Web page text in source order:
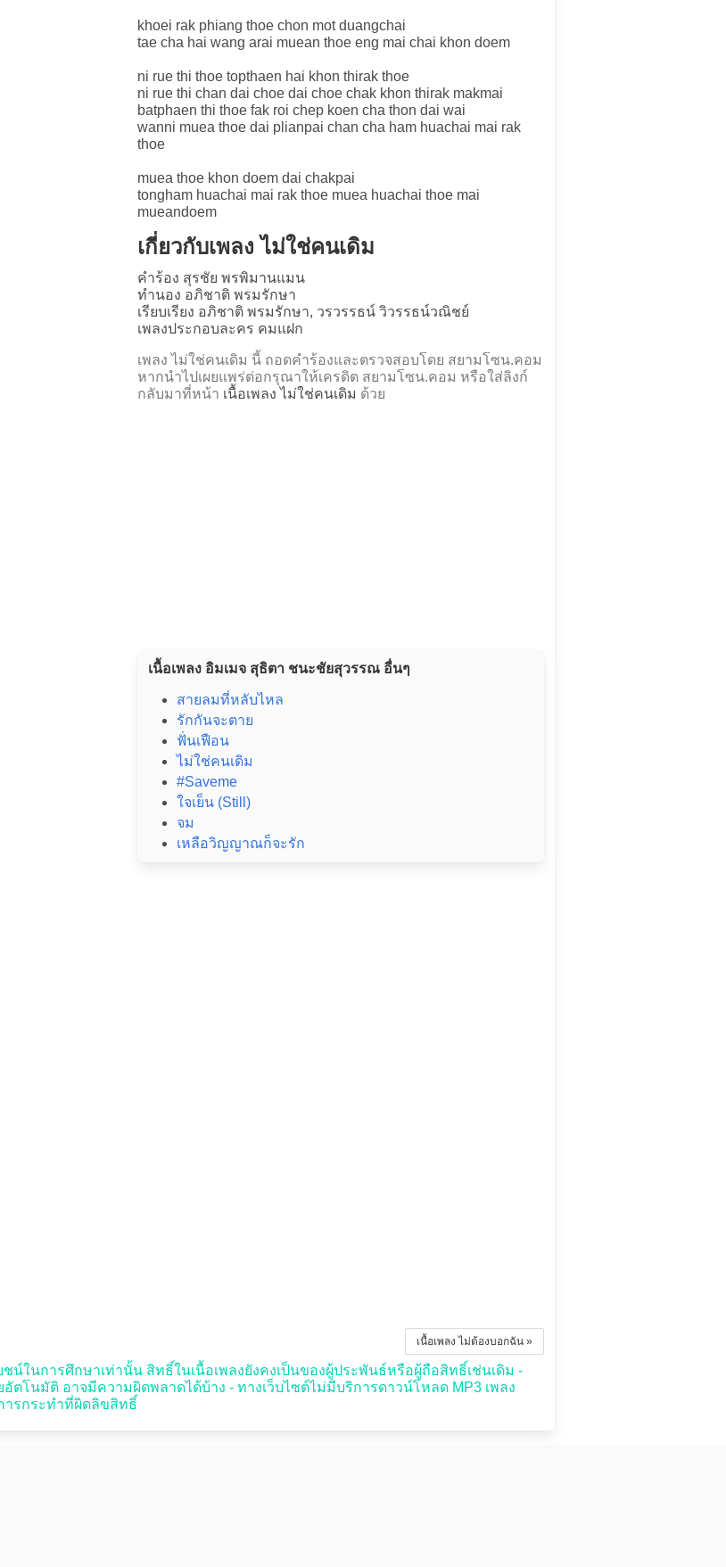
khoei rak phiang thoe chon mot duangchai
tae cha hai wang arai muean thoe eng mai chai khon doem
ni rue thi thoe topthaen hai khon thirak thoe
ni rue thi chan dai choe dai choe chak khon thirak makmai
batphaen thi thoe fak roi chep koen cha thon dai wai
wanni muea thoe dai plianpai chan cha ham huachai mai rak
thoe
muea thoe khon doem dai chakpai
tongham huachai mai rak thoe muea huachai thoe mai
mueandoem
เกี่ยวกับเพลง ไม่ใช่คนเดิม
คำร้อง สุรชัย พรพิมานแมน
ทำนอง อภิชาติ พรมรักษา
เรียบเรียง อภิชาติ พรมรักษา, วรวรรธน์ วิวรรธน์วณิชย์
เพลงประกอบละคร คมแฝก
เพลง ไม่ใช่คนเดิม นี้ ถอดคำร้องและตรวจสอบโดย สยามโซน.คอม
หากนำไปเผยแพร่ต่อกรุณาให้เครดิต สยามโซน.คอม หรือใส่ลิงก์
กลับมาที่หน้า เนื้อเพลง ไม่ใช่คนเดิม ด้วย
เนื้อเพลง อิมเมจ สุธิตา ชนะชัยสุวรรณ อื่นๆ
สายลมที่หลับไหล
รักกันจะตาย
ฟั่นเฟือน
ไม่ใช่คนเดิม
#Saveme
ใจเย็น (Still)
จม
เหลือวิญญาณก็จะรัก
เนื้อเพลง ไม่ต้องบอกฉัน »
ชน์ในการศึกษาเท่านั้น สิทธิ์ในเนื้อเพลงยังคงเป็นของผู้ประพันธ์หรือผู้ถือสิทธิ์เช่นเดิม -
ตโนมัติ อาจมีความผิดพลาดได้บ้าง - ทางเว็บไซต์ไม่มีบริการดาวน์โหลด MP3 เพลง
ารกระทำที่ผิดลิขสิทธิ์